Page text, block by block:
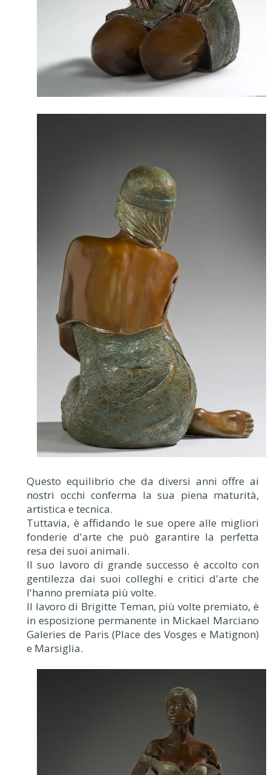
Questo equilibrio che da diversi anni offre ai
nostri occhi conferma la sua piena maturità,
artistica e tecnica.
Tuttavia, è affidando le sue opere alle migliori
fonderie d'arte che può garantire la perfetta
resa dei suoi animali.
Il suo lavoro di grande successo è accolto con
gentilezza dai suoi colleghi e critici d'arte che
l'hanno premiata più volte.
Il lavoro di Brigitte Teman, più volte premiato, è
in esposizione permanente in Mickael Marciano
Galeries de Paris (Place des Vosges e Matignon)
e Marsiglia.